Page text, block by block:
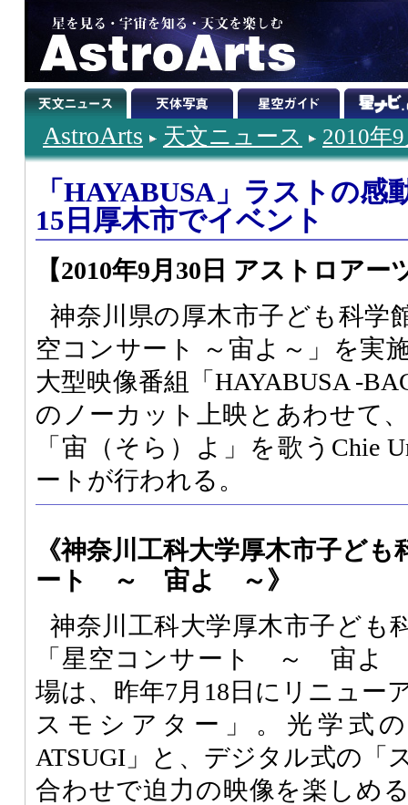
AstroArts 天文ニュース 2010年
「HAYABUSA」ラストの感
15日厚木市でイベント
【2010年9月30日 アストロアー
神奈川県の厚木市子ども科学
空コンサート ～宙よ～」を実
大型映像番組「HAYABUSA -
のノーカット上映とあわせて
「宙（そら）よ」を歌うChie
ートが行われる。
《神奈川工科大学厚木市子ど
ート ～ 宙よ ～》
神奈川工科大学厚木市子ども
「星空コンサート ～ 宙よ
場は、昨年7月18日にリニュー
スモシアター」。光学式の
ATSUGI」と、デジタル式の「
合わせで迫力の映像を楽しめ